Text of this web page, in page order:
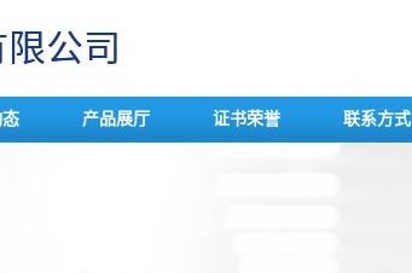
产品展厅 证书荣誉 联系方式